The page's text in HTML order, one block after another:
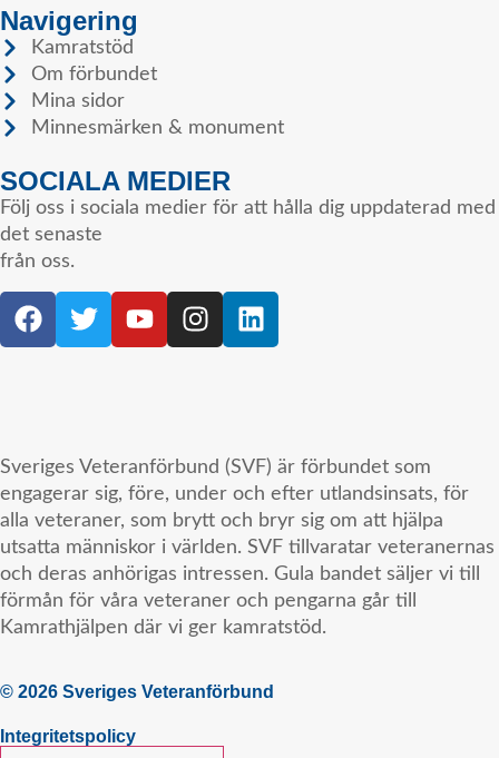
Navigering
Kamratstöd
Om förbundet
Mina sidor
Minnesmärken & monument
SOCIALA MEDIER
Följ oss i sociala medier för att hålla dig uppdaterad med
det senaste
från oss.
Sveriges Veteranförbund (SVF) är förbundet som
engagerar sig, före, under och efter utlandsinsats, för
alla veteraner, som brytt och bryr sig om att hjälpa
utsatta människor i världen. SVF tillvaratar veteranernas
och deras anhörigas intressen. Gula bandet säljer vi till
förmån för våra veteraner och pengarna går till
Kamrathjälpen där vi ger kamratstöd.
© 2026 Sveriges Veteranförbund
Integritetspolicy